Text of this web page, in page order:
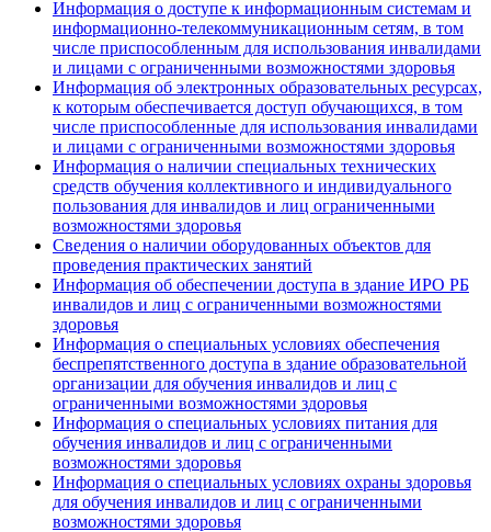
Информация о доступе к информационным системам и
информационно-телекоммуникационным сетям, в том
числе приспособленным для использования инвалидами
и лицами с ограниченными возможностями здоровья
Информация об электронных образовательных ресурсах,
к которым обеспечивается доступ обучающихся, в том
числе приспособленные для использования инвалидами
и лицами с ограниченными возможностями здоровья
Информация о наличии специальных технических
средств обучения коллективного и индивидуального
пользования для инвалидов и лиц ограниченными
возможностями здоровья
Сведения о наличии оборудованных объектов для
проведения практических занятий
Информация об обеспечении доступа в здание ИРО РБ
инвалидов и лиц с ограниченными возможностями
здоровья
Информация о специальных условиях обеспечения
беспрепятственного доступа в здание образовательной
организации для обучения инвалидов и лиц с
ограниченными возможностями здоровья
Информация о специальных условиях питания для
обучения инвалидов и лиц с ограниченными
возможностями здоровья
Информация о специальных условиях охраны здоровья
для обучения инвалидов и лиц с ограниченными
возможностями здоровья